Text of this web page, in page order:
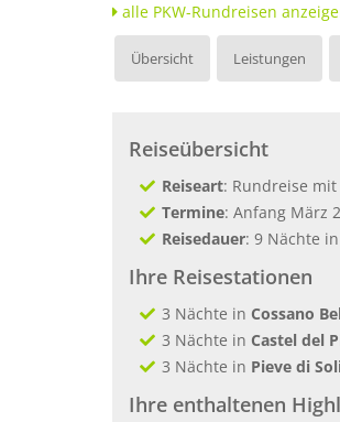
alle PKW-Rundreisen
Übersicht Leistungen
Reiseübersicht
Reiseart: Rundreise
Termine: Anfang März
Reisedauer: 9 Nächte
Ihre Reisestationen
3 Nächte in Cossano
3 Nächte in Castel del
3 Nächte in Pieve di
Ihre enthaltenen